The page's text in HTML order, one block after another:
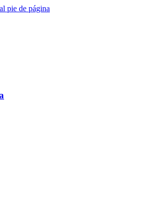
pie de página